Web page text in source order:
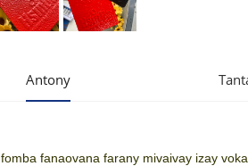
Antony
fomba fanaovana farany mivaivay izay